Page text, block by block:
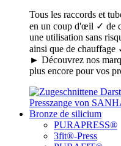
Tous les raccords et
en un coup d'œil ✓ de
une utilisation sans
ainsi que de
► Découvrez nos
plus encore pour vos
Bronze de silicium
PURAPRESS®
3fit®-Press